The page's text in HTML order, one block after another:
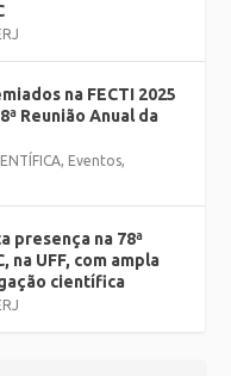
na FECTI 2025
Reunião Anual da
, Eventos,
presença na 78ª
na UFF, com ampla
científica